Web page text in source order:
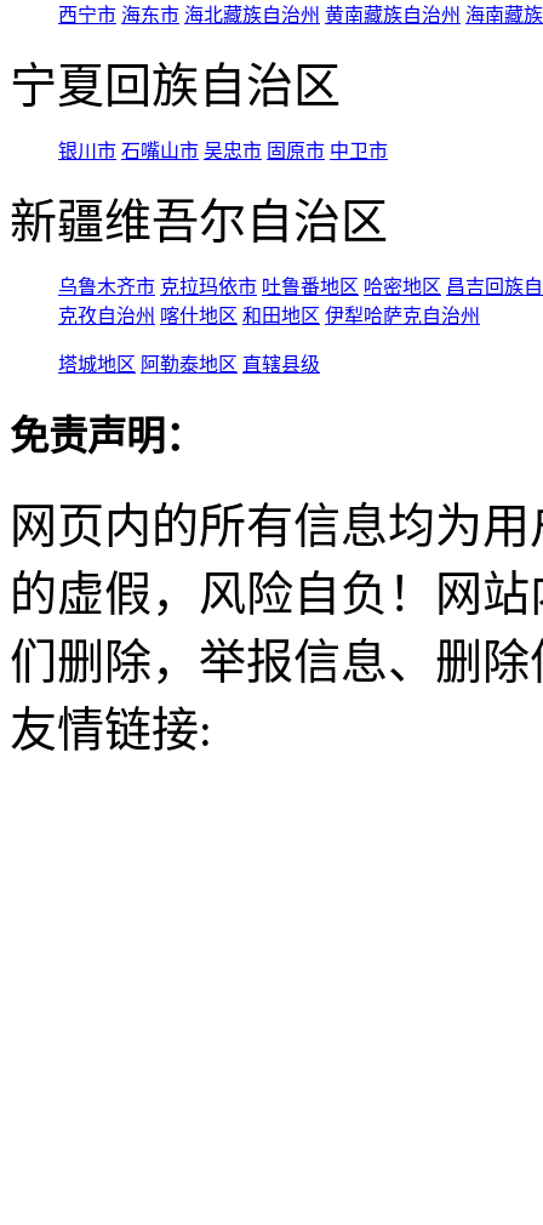
西宁市 海东市 海北藏族自治州 黄南藏族自治州 海南藏
宁夏回族自治区
银川市 石嘴山市 吴忠市 固原市 中卫市
新疆维吾尔自治区
乌鲁木齐市 克拉玛依市 吐鲁番地区 哈密地区 昌吉回族
克孜自治州 喀什地区 和田地区 伊犁哈萨克自治州
塔城地区 阿勒泰地区 直辖县级
免责声明：
网页内的所有信息均为
的虚假，风险自负！网
们删除，举报信息、删
友情链接: